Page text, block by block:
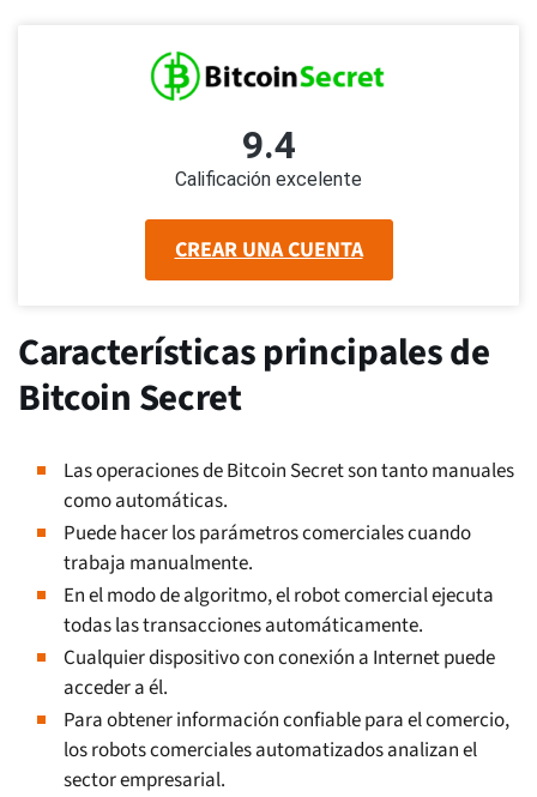
9.4
Calificación excelente
CREAR UNA CUENTA
Características principales de
Bitcoin Secret
Las operaciones de Bitcoin Secret son tanto manuales
como automáticas.
Puede hacer los parámetros comerciales cuando
trabaja manualmente.
En el modo de algoritmo, el robot comercial ejecuta
todas las transacciones automáticamente.
Cualquier dispositivo con conexión a Internet puede
acceder a él.
Para obtener información confiable para el comercio,
los robots comerciales automatizados analizan el
sector empresarial.